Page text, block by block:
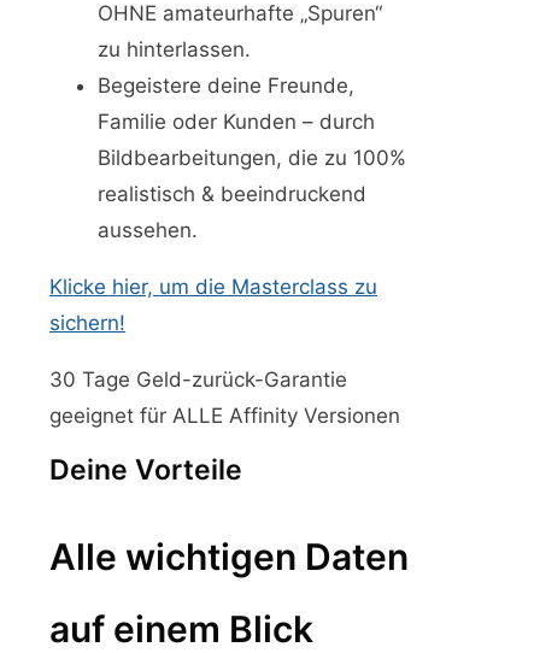
OHNE amateurhafte „Spuren“
zu hinterlassen.
Begeistere deine Freunde,
Familie oder Kunden – durch
Bildbearbeitungen, die zu 100%
realistisch & beeindruckend
aussehen.
Klicke hier, um die Masterclass zu
sichern!
30 Tage Geld-zurück-Garantie
geeignet für ALLE Affinity Versionen
Deine Vorteile
Alle wichtigen Daten
auf einem Blick